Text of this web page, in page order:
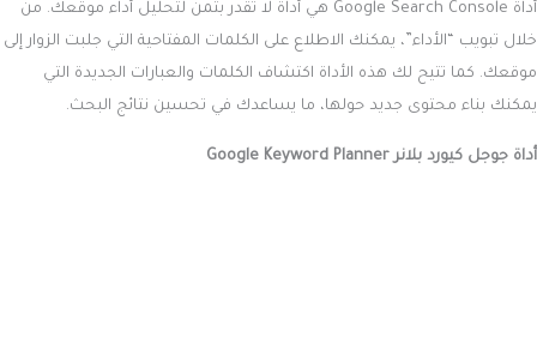
أداة Google Search Console هي أداة لا تقدر بثمن لتحليل أداء موقعك. من
خلال تبويب “الأداء”، يمكنك الاطلاع على الكلمات المفتاحية التي جلبت الزوار إلى
موقعك. كما تتيح لك هذه الأداة اكتشاف الكلمات والعبارات الجديدة التي
يمكنك بناء محتوى جديد حولها، ما يساعدك في تحسين نتائج البحث.
أداة جوجل كيورد بلانر Google Keyword Planner